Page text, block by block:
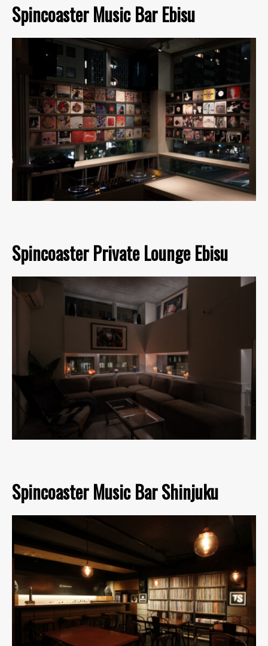
Spincoaster Music Bar Ebisu
Spincoaster Private Lounge Ebisu
Spincoaster Music Bar Shinjuku